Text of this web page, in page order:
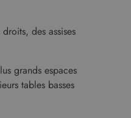
des assises
grands espaces
tables basses